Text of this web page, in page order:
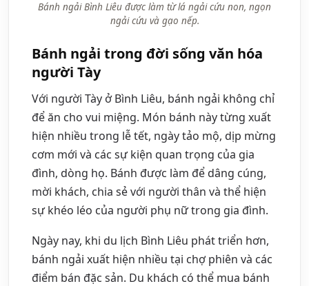
Bánh ngải Bình Liêu được làm từ lá ngải cứu non, ngọn
ngải cứu và gạo nếp.
Bánh ngải trong đời sống văn hóa
người Tày
Với người Tày ở Bình Liêu, bánh ngải không chỉ
để ăn cho vui miệng. Món bánh này từng xuất
hiện nhiều trong lễ tết, ngày tảo mộ, dịp mừng
cơm mới và các sự kiện quan trọng của gia
đình, dòng họ. Bánh được làm để dâng cúng,
mời khách, chia sẻ với người thân và thể hiện
sự khéo léo của người phụ nữ trong gia đình.
Ngày nay, khi du lịch Bình Liêu phát triển hơn,
bánh ngải xuất hiện nhiều tại chợ phiên và các
điểm bán đặc sản. Du khách có thể mua bánh